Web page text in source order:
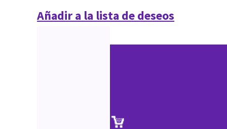
Añadir a la lista de deseos